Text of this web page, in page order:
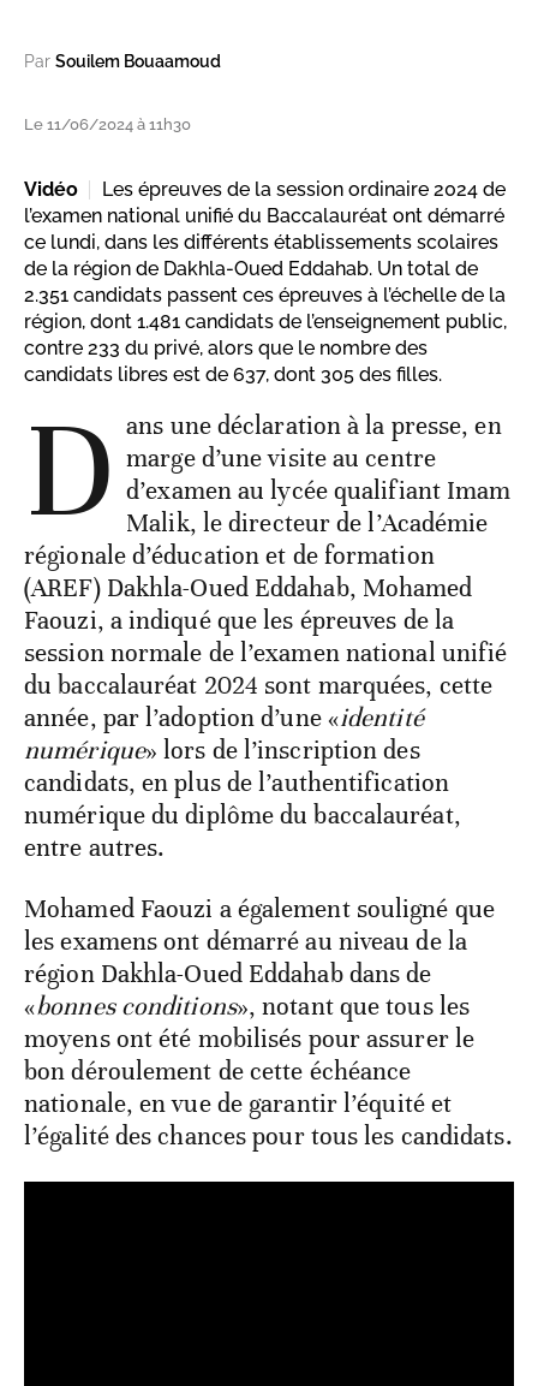
Par Souilem Bouaamoud
Le 11/06/2024 à 11h30
Vidéo
Les épreuves de la session ordinaire 2024 de
l’examen national unifié du Baccalauréat ont démarré
ce lundi, dans les différents établissements scolaires
de la région de Dakhla-Oued Eddahab. Un total de
2.351 candidats passent ces épreuves à l’échelle de la
région, dont 1.481 candidats de l’enseignement public,
contre 233 du privé, alors que le nombre des
candidats libres est de 637, dont 305 des filles.
D ans une déclaration à la presse, en
marge d’une visite au centre
d’examen au lycée qualifiant Imam
Malik, le directeur de l’Académie
régionale d’éducation et de formation
(AREF) Dakhla-Oued Eddahab, Mohamed
Faouzi, a indiqué que les épreuves de la
session normale de l’examen national unifié
du baccalauréat 2024 sont marquées, cette
année, par l’adoption d’une «identité
numérique» lors de l’inscription des
candidats, en plus de l’authentification
numérique du diplôme du baccalauréat,
entre autres.
Mohamed Faouzi a également souligné que
les examens ont démarré au niveau de la
région Dakhla-Oued Eddahab dans de
«bonnes conditions», notant que tous les
moyens ont été mobilisés pour assurer le
bon déroulement de cette échéance
nationale, en vue de garantir l’équité et
l’égalité des chances pour tous les candidats.